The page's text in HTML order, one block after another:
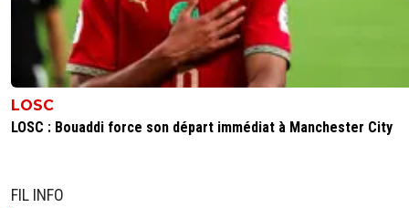
LOSC
LOSC : Bouaddi force son départ immédiat à Manchester City
FIL INFO